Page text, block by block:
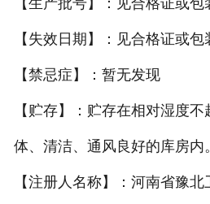
【失效日期】：见合格证或包
【禁忌症】：暂无发现
【贮存】：贮存在相对湿度
体、清洁、通风良好的库房内。
【注册人名称】：河南省豫北